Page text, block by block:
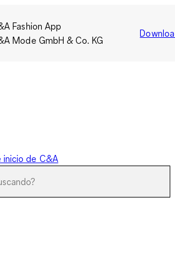
Fashion App
Mode GmbH & Co. KG
inicio de C&A